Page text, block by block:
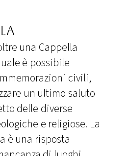
una Cappella
è possibile
civili,
un ultimo saluto
delle diverse
e religiose. La
è una risposta